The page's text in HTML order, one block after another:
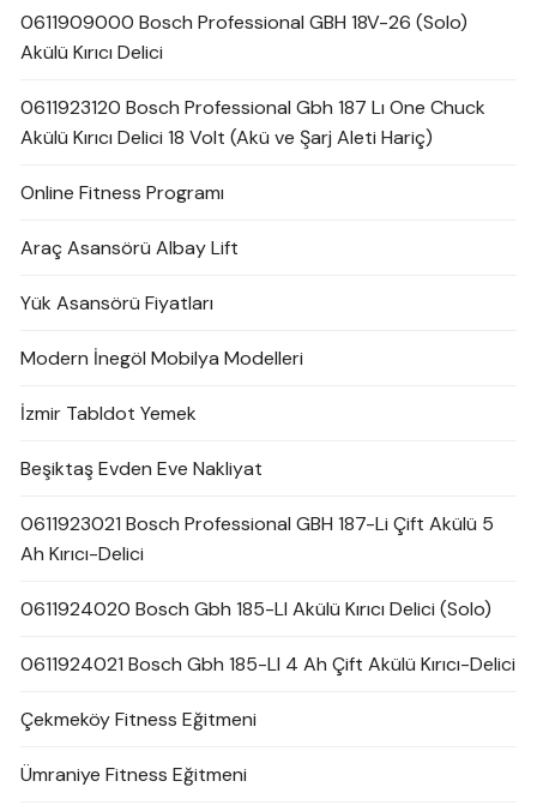
0611909000 Bosch Professional GBH 18V-26 (Solo)
Akülü Kırıcı Delici
0611923120 Bosch Professional Gbh 187 Lı One Chuck
Akülü Kırıcı Delici 18 Volt (Akü ve Şarj Aleti Hariç)
Online Fitness Programı
Araç Asansörü Albay Lift
Yük Asansörü Fiyatları
Modern İnegöl Mobilya Modelleri
İzmir Tabldot Yemek
Beşiktaş Evden Eve Nakliyat
0611923021 Bosch Professional GBH 187-Li Çift Akülü 5
Ah Kırıcı-Delici
0611924020 Bosch Gbh 185-LI Akülü Kırıcı Delici (Solo)
0611924021 Bosch Gbh 185-LI 4 Ah Çift Akülü Kırıcı-Delici
Çekmeköy Fitness Eğitmeni
Ümraniye Fitness Eğitmeni